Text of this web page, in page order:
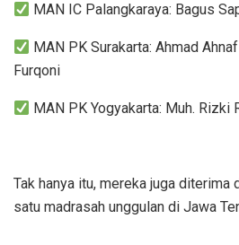
MAN IC Palangkaraya: Bagus
MAN PK Surakarta: Ahmad
Furqoni
MAN PK Yogyakarta: Muh. Rizki
Tak hanya itu, mereka juga diterima
satu madrasah unggulan di Jawa